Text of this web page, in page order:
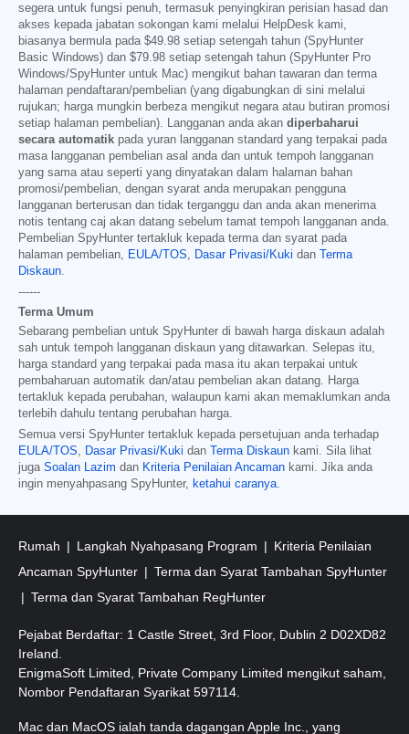
segera untuk fungsi penuh, termasuk penyingkiran perisian hasad dan
akses kepada jabatan sokongan kami melalui HelpDesk kami,
biasanya bermula pada $49.98 setiap setengah tahun (SpyHunter
Basic Windows) dan $79.98 setiap setengah tahun (SpyHunter Pro
Windows/SpyHunter untuk Mac) mengikut bahan tawaran dan terma
halaman pendaftaran/pembelian (yang digabungkan di sini melalui
rujukan; harga mungkin berbeza mengikut negara atau butiran promosi
setiap halaman pembelian). Langganan anda akan diperbaharui
secara automatik pada yuran langganan standard yang terpakai pada
masa langganan pembelian asal anda dan untuk tempoh langganan
yang sama atau seperti yang dinyatakan dalam halaman bahan
promosi/pembelian, dengan syarat anda merupakan pengguna
langganan berterusan dan tidak terganggu dan anda akan menerima
notis tentang caj akan datang sebelum tamat tempoh langganan anda.
Pembelian SpyHunter tertakluk kepada terma dan syarat pada
halaman pembelian, EULA/TOS, Dasar Privasi/Kuki dan
Terma
Diskaun.
------
Terma Umum
Sebarang pembelian untuk SpyHunter di bawah harga diskaun adalah
sah untuk tempoh langganan diskaun yang ditawarkan. Selepas itu,
harga standard yang terpakai pada masa itu akan terpakai untuk
pembaharuan automatik dan/atau pembelian akan datang. Harga
tertakluk kepada perubahan, walaupun kami akan memaklumkan anda
terlebih dahulu tentang perubahan harga.
Semua versi SpyHunter tertakluk kepada persetujuan anda terhadap
EULA/TOS, Dasar Privasi/Kuki dan Terma Diskaun kami. Sila lihat
juga Soalan Lazim dan Kriteria Penilaian Ancaman kami. Jika anda
ingin menyahpasang SpyHunter, ketahui caranya.
Rumah Langkah Nyahpasang Program
Kriteria Penilaian
Ancaman SpyHunter
Terma dan Syarat Tambahan SpyHunter
Terma dan Syarat Tambahan RegHunter
Pejabat Berdaftar: 1 Castle Street, 3rd Floor, Dublin 2 D02XD82
Ireland.
EnigmaSoft Limited, Private Company Limited mengikut saham,
Nombor Pendaftaran Syarikat 597114.
Mac dan MacOS ialah tanda dagangan Apple Inc., yang